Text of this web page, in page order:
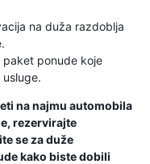
na duža razdoblja
ponude koje
na najmu automobila
rezervirajte
se za duže
kako biste dobili